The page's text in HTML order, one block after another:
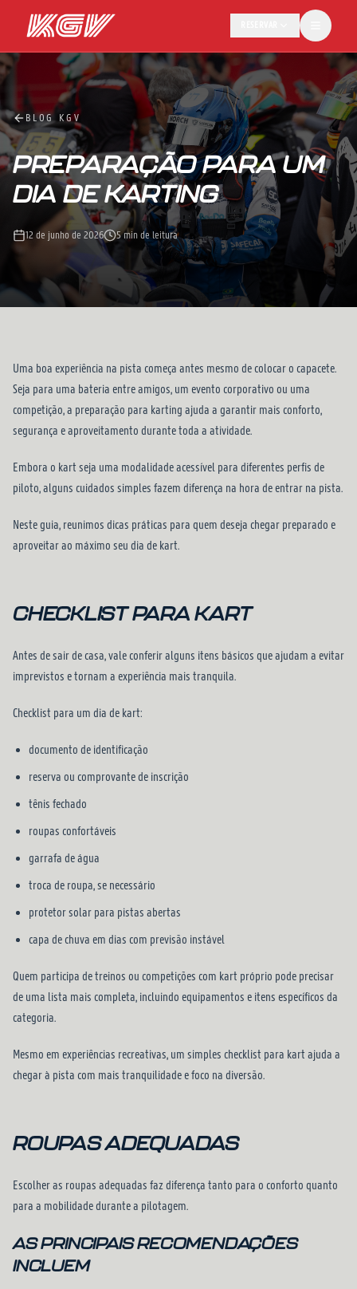
BLOG KGV
PREPARAÇÃO PARA UM
DIA DE KARTING
12 de junho de 2026 5 min de leitura
Uma boa experiência na pista começa antes mesmo de colocar o capacete.
Seja para uma bateria entre amigos, um evento corporativo ou uma
competição, a preparação para karting ajuda a garantir mais conforto,
segurança e aproveitamento durante toda a atividade.
Embora o kart seja uma modalidade acessível para diferentes perfis de
piloto, alguns cuidados simples fazem diferença na hora de entrar na pista.
Neste guia, reunimos dicas práticas para quem deseja chegar preparado e
aproveitar ao máximo seu dia de kart.
CHECKLIST PARA KART
Antes de sair de casa, vale conferir alguns itens básicos que ajudam a evitar
imprevistos e tornam a experiência mais tranquila.
Checklist para um dia de kart:
documento de identificação
reserva ou comprovante de inscrição
tênis fechado
roupas confortáveis
garrafa de água
troca de roupa, se necessário
protetor solar para pistas abertas
capa de chuva em dias com previsão instável
Quem participa de treinos ou competições com kart próprio pode precisar
de uma lista mais completa, incluindo equipamentos e itens específicos da
categoria.
Mesmo em experiências recreativas, um simples checklist para kart ajuda a
chegar à pista com mais tranquilidade e foco na diversão.
ROUPAS ADEQUADAS
Escolher as roupas adequadas faz diferença tanto para o conforto quanto
para a mobilidade durante a pilotagem.
AS PRINCIPAIS RECOMENDAÇÕES
INCLUEM